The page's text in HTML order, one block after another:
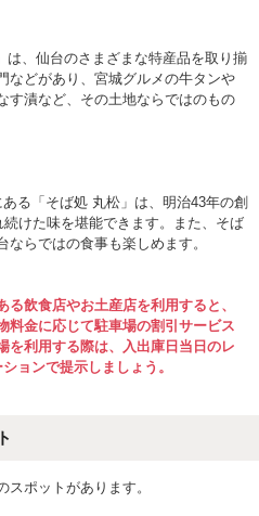
は、仙台のさまざまな特産品を取り揃
などがあり、宮城グルメの牛タンや
す漬など、その土地ならではのもの
る「そば処 丸松」は、明治43年の創
けた味を堪能できます。また、そば
らではの食事も楽しめます。
飲食店やお土産店を利用すると、
料金に応じて駐車場の割引サービス
を利用する際は、入出庫日当日のレ
ョンで提示しましょう。
ポットがあります。